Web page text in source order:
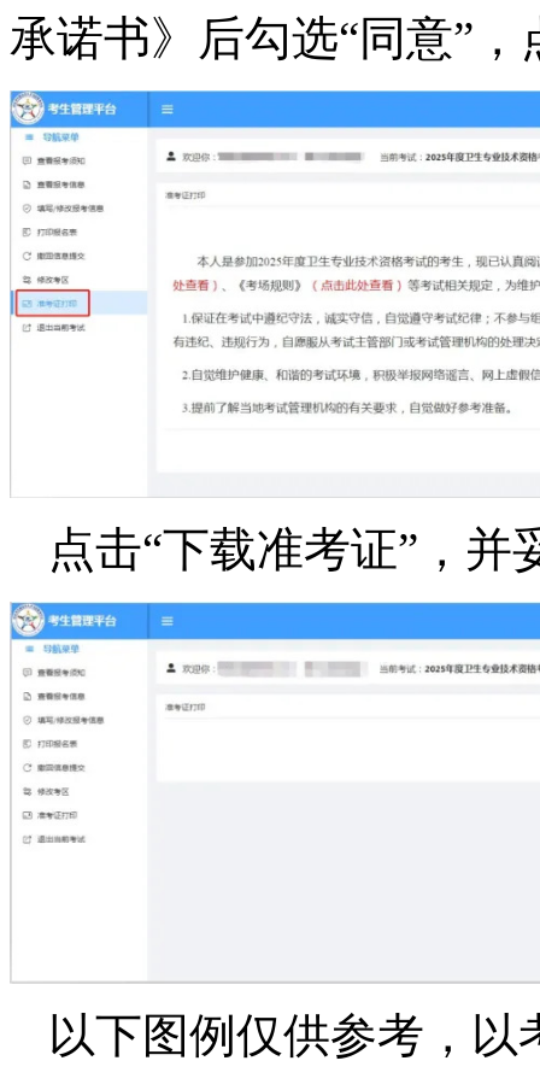
承诺书》后勾选“同意”，
点击“下载准考证”，并
以下图例仅供参考，